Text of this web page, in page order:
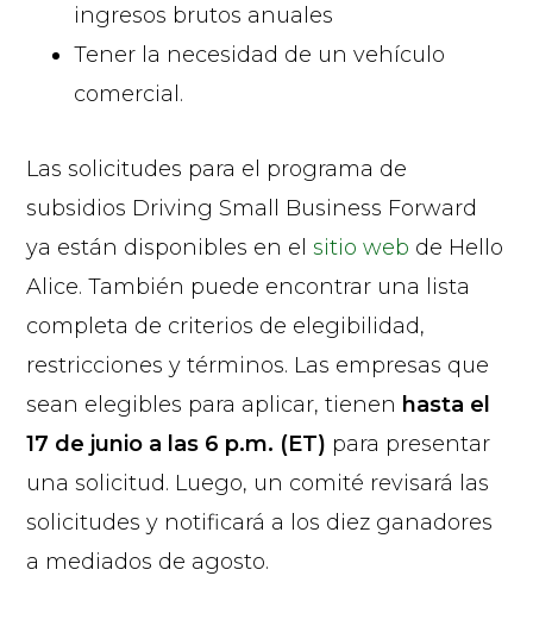
ingresos brutos anuales
Tener la necesidad de un vehículo
comercial.
Las solicitudes para el programa de
subsidios Driving Small Business Forward
ya están disponibles en elsitio web de Hello
Alice. También puede encontrar una lista
completa de criterios de elegibilidad,
restricciones y términos. Las empresas que
sean elegibles para aplicar, tienen hasta el
17 de junio a las 6 p.m. (ET) para presentar
una solicitud. Luego, un comité revisará las
solicitudes y notificará a los diez ganadores
a mediados de agosto.